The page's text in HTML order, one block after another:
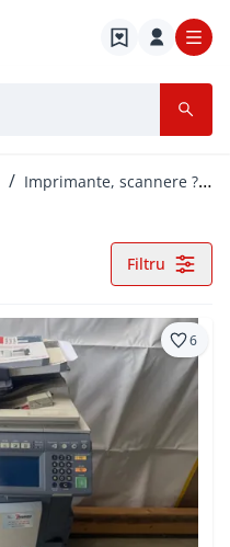
Imprimante, scannere ?i copiatoare
Filtru
6